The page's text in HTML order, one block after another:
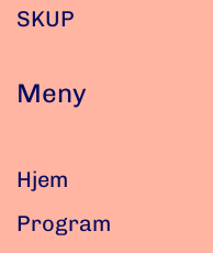
SKUP
Meny
Hjem
Program